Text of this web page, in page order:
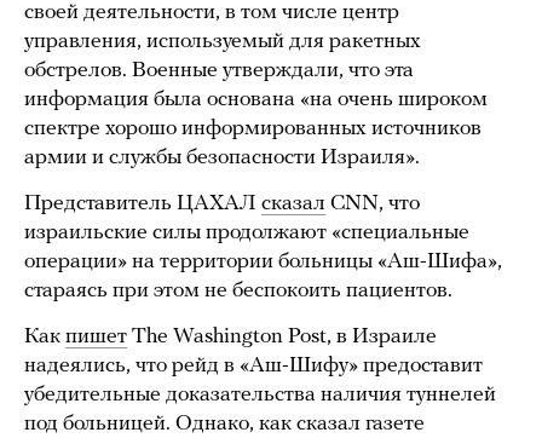
своей деятельности, в том числе центр
управления, используемый для ракетных
обстрелов. Военные утверждали, что эта
информация была основана «на очень широком
спектре хорошо информированных источников
армии и службы безопасности Израиля».
Представитель ЦАХАЛ сказал CNN, что
израильские силы продолжают «специальные
операции» на территории больницы «Аш-Шифа»,
стараясь при этом не беспокоить пациентов.
Как пишет The Washington Post, в Израиле
надеялись, что рейд в «Аш-Шифу» предоставит
убедительные доказательства наличия туннелей
под больницей. Однако, как сказал газете